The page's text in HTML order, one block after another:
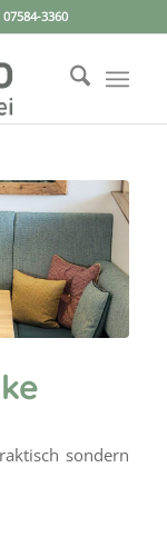
07584-3360
sondern